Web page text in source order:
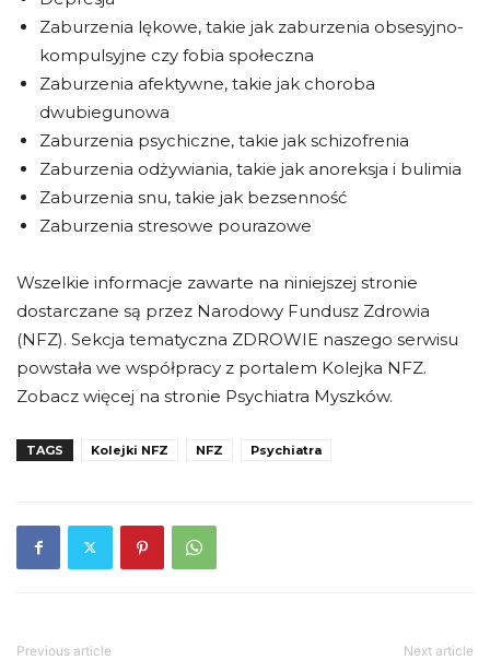
Zaburzenia lękowe, takie jak zaburzenia obsesyjno-
kompulsyjne czy fobia społeczna
Zaburzenia afektywne, takie jak choroba
dwubiegunowa
Zaburzenia psychiczne, takie jak schizofrenia
Zaburzenia odżywiania, takie jak anoreksja i bulimia
Zaburzenia snu, takie jak bezsenność
Zaburzenia stresowe pourazowe
Wszelkie informacje zawarte na niniejszej stronie
dostarczane są przez Narodowy Fundusz Zdrowia
(NFZ). Sekcja tematyczna ZDROWIE naszego serwisu
powstała we współpracy z portalem Kolejka NFZ.
Zobacz więcej na stronie Psychiatra Myszków.
TAGS Kolejki NFZ NFZ Psychiatra
Previous article Next article